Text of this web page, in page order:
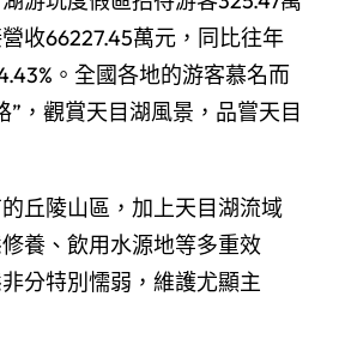
收66227.45萬元，同比往年
。全國各地的游客慕名而
”，觀賞天目湖風景，品嘗天目
丘陵山區，加上天目湖流域
養、飲用水源地等多重效
分特別懦弱，維護尤顯主